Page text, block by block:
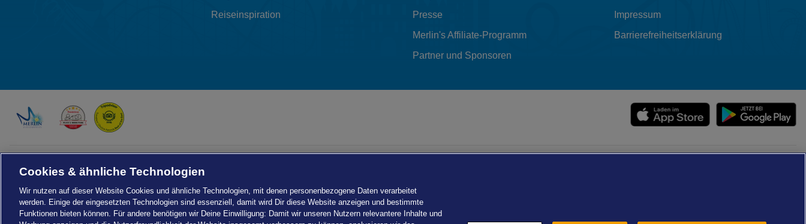
Reiseinspiration
Presse
Merlin's Affiliate-Programm
Partner und Sponsoren
Impressum
Barrierefreiheitserklärung
TM & © 2026 Columbia Pictures Industries, Inc. All Rights Reserved
© Heide Park Resort 2026, alle Rechte vorbehalten. Änderungen vorbehalten.
Einstellungen
Cookies & ähnliche Technologien
Wir nutzen auf dieser Website Cookies und ähnliche Technologien, mit denen personenbezogene Daten verarbeitet
werden. Einige der eingesetzten Technologien sind essenziell, damit wird Dir diese Website anzeigen und bestimmte
Funktionen bieten können. Für andere benötigen wir Deine Einwilligung: Damit wir unseren Nutzern relevantere Inhalte und